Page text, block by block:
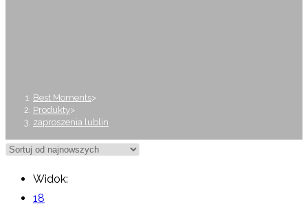
Best Moments>
Produkty>
zaproszenia lublin
Widok:
18